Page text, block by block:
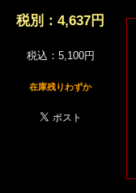
税別： 4,637円
税込：5,100円
在庫残りわずか